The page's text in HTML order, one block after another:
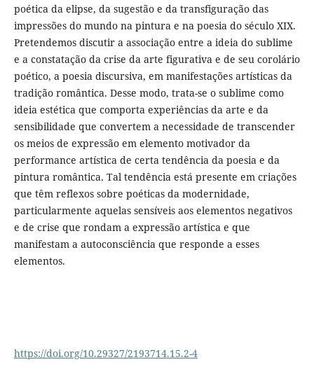
poética da elipse, da sugestão e da transfiguração das
impressões do mundo na pintura e na poesia do século XIX.
Pretendemos discutir a associação entre a ideia do sublime
e a constatação da crise da arte figurativa e de seu corolário
poético, a poesia discursiva, em manifestações artísticas da
tradição romântica. Desse modo, trata-se o sublime como
ideia estética que comporta experiências da arte e da
sensibilidade que convertem a necessidade de transcender
os meios de expressão em elemento motivador da
performance artística de certa tendência da poesia e da
pintura romântica. Tal tendência está presente em criações
que têm reflexos sobre poéticas da modernidade,
particularmente aquelas sensíveis aos elementos negativos
e de crise que rondam a expressão artística e que
manifestam a autoconsciência que responde a esses
elementos.
https://doi.org/10.29327/2193714.15.2-4